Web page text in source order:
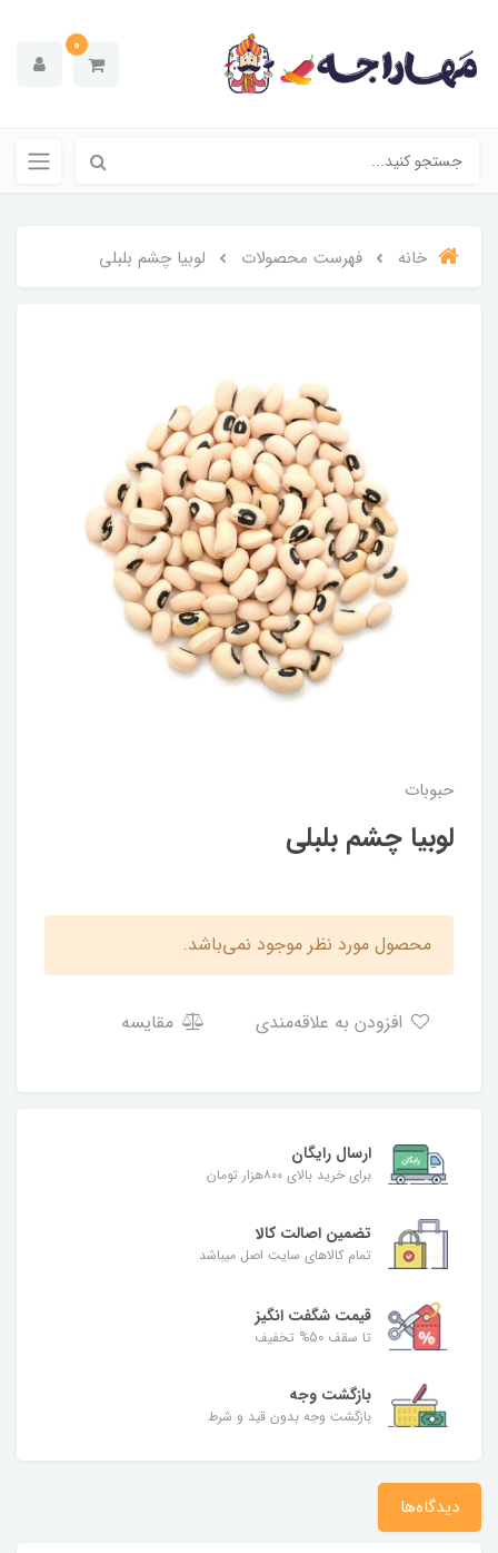
0
خانه فهرست محصولات لوبیا چشم بلبلی
حبوبات
لوبیا چشم بلبلی
محصول مورد نظر موجود نمی‌باشد.
مقایسه
ارسال رایگان
برای خرید بالای ۸۰۰هزار تومان
تضمین اصالت کالا
تمام کالاهای سایت اصل میباشد
قیمت شگفت انگیز
تا سقف 50% تخفیف
بازگشت وجه
بازگشت وجه بدون قید و شرط
دیدگاه‌ها